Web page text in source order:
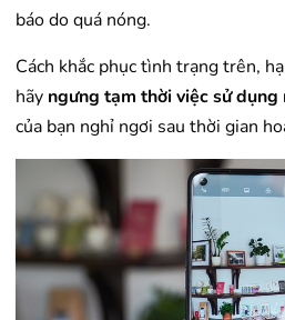
báo do quá nóng.
Cách khắc phục tình trạng trên,
hãy ngưng tạm thời việc sử dụng
của bạn nghỉ ngơi sau thời gian